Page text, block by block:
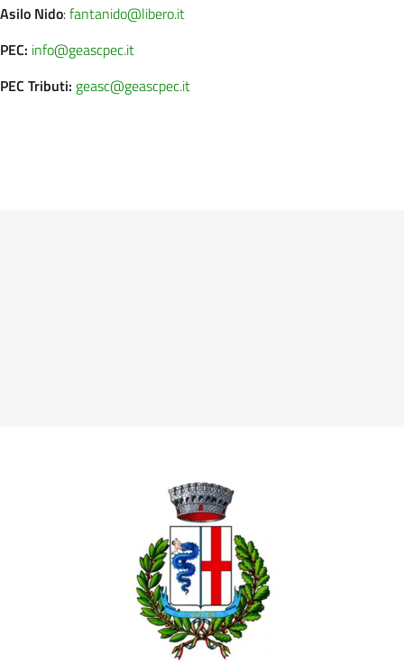
Asilo Nido:fantanido@libero.it
PEC: info@geascpec.it
PEC Tributi: geasc@geascpec.it